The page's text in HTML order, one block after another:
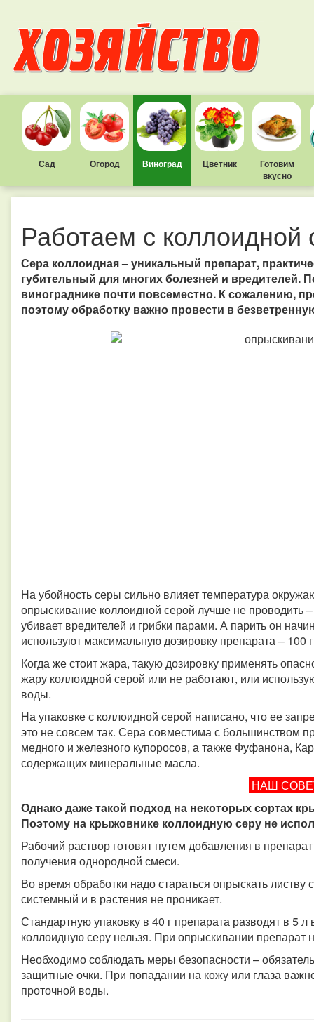
Сад Огород Виноград Цветник
Готовим
вкусно
Работаем с коллоидной
Сера коллоидная – уникальный препарат,
губительный для многих болезней и вредителей.
винограднике почти повсеместно. К сожалению,
поэтому обработку важно провести в
На убойность серы сильно влияет температура
опрыскивание коллоидной серой лучше не проводить
убивает вредителей и грибки парами. А парить он
используют максимальную дозировку препарата – 100
Когда же стоит жара, такую дозировку применять
жару коллоидной серой или не работают, или
воды.
На упаковке с коллоидной серой написано, что ее
это не совсем так. Сера совместима с большинством
медного и железного купоросов, а также Фуфанона,
содержащих минеральные масла.
НАШ
Однако даже такой подход на некоторых сортах
Поэтому на крыжовнике коллоидную серу не
Рабочий раствор готовят путем добавления в
получения однородной смеси.
Во время обработки надо стараться опрыскать листву
системный и в растения не проникает.
Стандартную упаковку в 40 г препарата разводят в 5
коллоидную серу нельзя. При опрыскивании препарат
Необходимо соблюдать меры безопасности –
защитные очки. При попадании на кожу или глаза
проточной воды.